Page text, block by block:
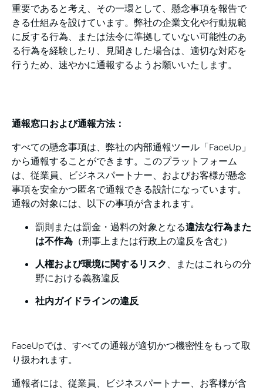
重要であると考え、その一環として、懸念事項を報告で
きる仕組みを設けています。弊社の企業文化や行動規範
に反する行為、または法令に準拠していない可能性のあ
る行為を経験したり、見聞きした場合は、適切な対応を
行うため、速やかに通報するようお願いいたします。
通報窓口および通報方法：
すべての懸念事項は、弊社の内部通報ツール「FaceUp」
から通報することができます。このプラットフォーム
は、従業員、ビジネスパートナー、およびお客様が懸念
事項を安全かつ匿名で通報できる設計になっています。
通報の対象には、以下の事項が含まれます。
罰則または罰金・過料の対象となる違法な行為また
は不作為 （刑事上または行政上の違反を含む）
人権および環境に関するリスク
、またはこれらの分
野における義務違反
社内ガイドラインの違反
FaceUpでは、すべての通報が適切かつ機密性をもって取
り扱われます。
通報者には、従業員、ビジネスパートナー、お客様が含